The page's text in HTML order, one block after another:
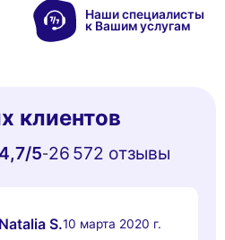
Наши специалисты
к Вашим услугам
клиентов
4,7/5-26 572 oтзывы
Natalia S.10 марта 2020 г.